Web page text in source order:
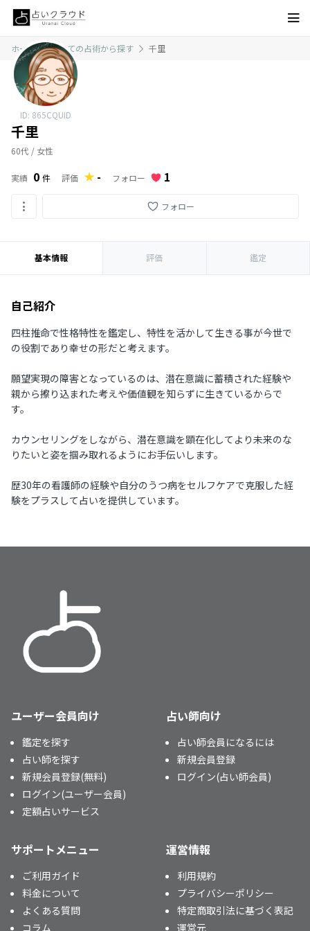
ホーム すべての占術から探す 千里
ID: 865CQUID
千里
60代 / 女性
実績 0 件 評価 - フォロー 1
フォロー
基本情報 評価 鑑定
自己紹介
四柱推命で性格特性を鑑定し、特性を活かして生きる事が今世で
の役割であり幸せの形だと考えます。
願望実現の障害となっているのは、潜在意識に蓄積された経験や
親から擦り込まれた考えや価値観を知らずに生きているからで
す。
カウンセリングをしながら、潜在意識を顕在化してより未来のな
りたいと姿を掴み取れるようにお手伝いします。
歴30年の看護師の経験や自分のうつ病をセルフケアで克服した経
験をプラスして占いを提供しています。
ユーザー会員向け
鑑定を探す
占い師を探す
新規会員登録(無料)
ログイン(ユーザー会員)
定額占いサービス
占い師向け
占い師会員になるには
新規会員登録
ログイン(占い師会員)
サポートメニュー
ご利用ガイド
料金について
よくある質問
コラム
運営情報
利用規約
プライバシーポリシー
特定商取引法に基づく表記
運営元